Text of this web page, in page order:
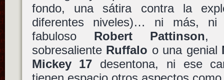
fondo, una sátira contra la
diferentes niveles)… ni más,
fabuloso Robert Pattinson,
sobresaliente Ruffalo o una genial
Mickey 17 desentona, ni ese